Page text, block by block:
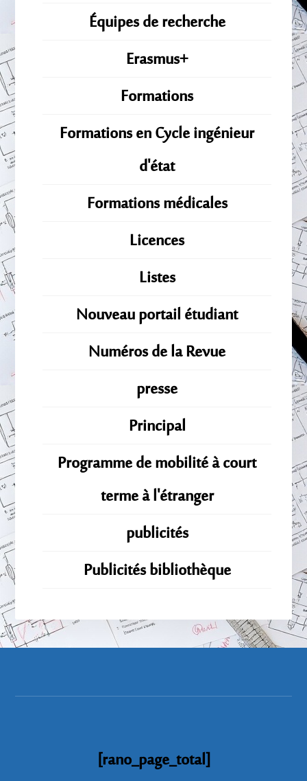
Équipes de recherche
Erasmus+
Formations
Formations en Cycle ingénieur
d'état
Formations médicales
Licences
Listes
Nouveau portail étudiant
Numéros de la Revue
presse
Principal
Programme de mobilité à court
terme à l'étranger
publicités
Publicités bibliothèque
[rano_page_total]